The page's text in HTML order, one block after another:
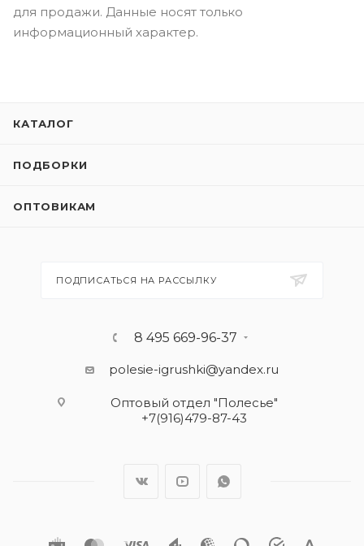
для продажи. Данные носят только
информационный характер.
КАТАЛОГ
ПОДБОРКИ
ОПТОВИКАМ
ПОДПИСАТЬСЯ НА РАССЫЛКУ
8 495 669-96-37
polesie-igrushki@yandex.ru
Оптовый отдел "Полесье"
+7(916)479-87-43